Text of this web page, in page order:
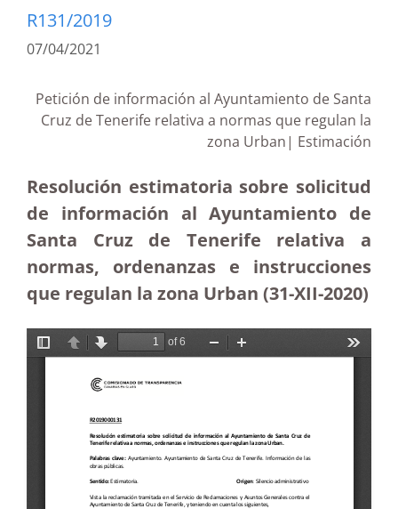
R131/2019
07/04/2021
Petición de información al Ayuntamiento de Santa
Cruz de Tenerife relativa a normas que regulan la
zona Urban| Estimación
Resolución estimatoria sobre solicitud
de información al Ayuntamiento de
Santa Cruz de Tenerife relativa a
normas, ordenanzas e instrucciones
que regulan la zona Urban (31-XII-2020)